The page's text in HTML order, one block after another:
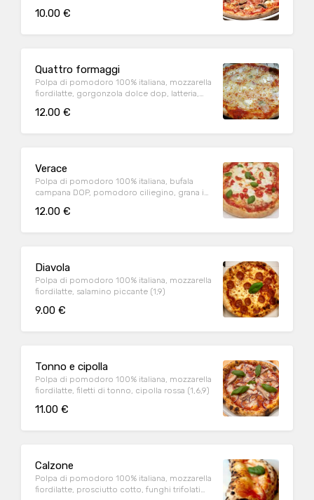
10.00 €
Quattro formaggi
Polpa di pomodoro 100% italiana, mozzarella
fiordilatte, gorgonzola dolce dop, latteria,
12.00 €
Verace
Polpa di pomodoro 100% italiana, bufala
campana DOP, pomodoro ciliegino, grana in
12.00 €
Diavola
Polpa di pomodoro 100% italiana, mozzarella
fiordilatte, salamino piccante (1,9)
9.00 €
Tonno e cipolla
Polpa di pomodoro 100% italiana, mozzarella
fiordilatte, filetti di tonno, cipolla rossa (1,6,9)
11.00 €
Calzone
Polpa di pomodoro 100% italiana, mozzarella
fiordilatte, prosciutto cotto, funghi trifolati